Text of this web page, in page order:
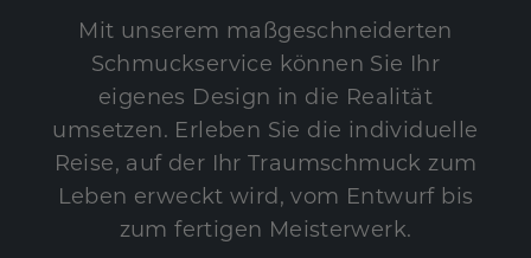
Mit unserem maßgeschneiderten
Schmuckservice können Sie Ihr
eigenes Design in die Realität
umsetzen. Erleben Sie die individuelle
Reise, auf der Ihr Traumschmuck zum
Leben erweckt wird, vom Entwurf bis
zum fertigen Meisterwerk.